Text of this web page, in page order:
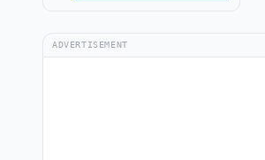
ADVERTISEMENT